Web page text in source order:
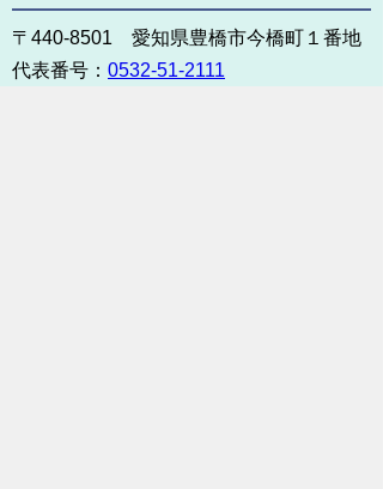
〒440-8501 愛知県豊橋市今橋町１番地
代表番号： 0532-51-2111